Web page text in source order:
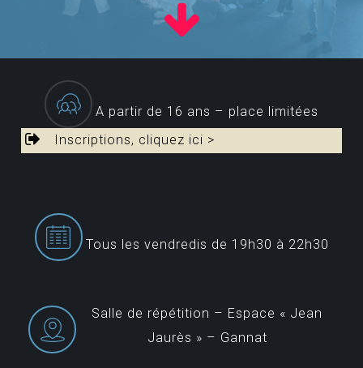
A partir de 16 ans – place limitées
Inscriptions, cliquez ici >
Tous les vendredis de 19h30 à 22h30
Salle de répétition – Espace « Jean
Jaurès » – Gannat